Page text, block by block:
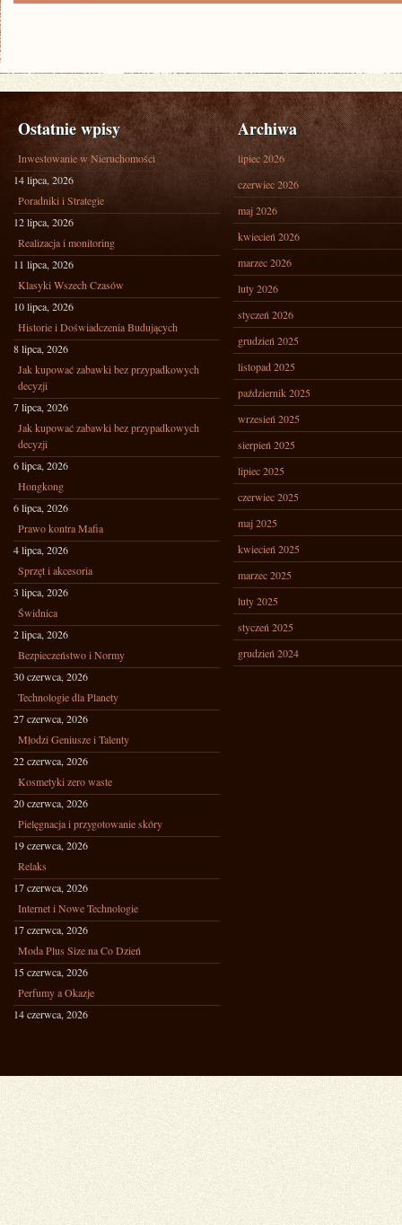
Ostatnie wpisy
Inwestowanie w Nieruchomości
14 lipca, 2026
Poradniki i Strategie
12 lipca, 2026
Realizacja i monitoring
11 lipca, 2026
Klasyki Wszech Czasów
10 lipca, 2026
Historie i Doświadczenia Budujących
8 lipca, 2026
Jak kupować zabawki bez przypadkowych
decyzji
7 lipca, 2026
Jak kupować zabawki bez przypadkowych
decyzji
6 lipca, 2026
Hongkong
6 lipca, 2026
Prawo kontra Mafia
4 lipca, 2026
Sprzęt i akcesoria
3 lipca, 2026
Świdnica
2 lipca, 2026
Bezpieczeństwo i Normy
30 czerwca, 2026
Technologie dla Planety
27 czerwca, 2026
Młodzi Geniusze i Talenty
22 czerwca, 2026
Kosmetyki zero waste
20 czerwca, 2026
Pielęgnacja i przygotowanie skóry
19 czerwca, 2026
Relaks
17 czerwca, 2026
Internet i Nowe Technologie
17 czerwca, 2026
Moda Plus Size na Co Dzień
15 czerwca, 2026
Perfumy a Okazje
14 czerwca, 2026
Archiwa
lipiec 2026
czerwiec 2026
maj 2026
kwiecień 2026
marzec 2026
luty 2026
styczeń 2026
grudzień 2025
listopad 2025
październik 2025
wrzesień 2025
sierpień 2025
lipiec 2025
czerwiec 2025
maj 2025
kwiecień 2025
marzec 2025
luty 2025
styczeń 2025
grudzień 2024